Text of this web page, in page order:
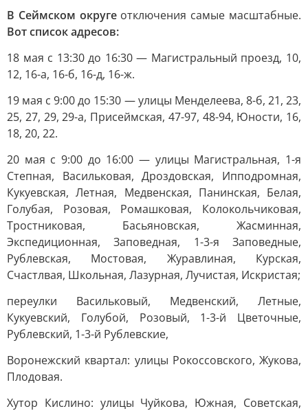
В Сеймском округеотключения самые масштабные.
Вот список адресов:
18 мая с 13:30 до 16:30 — Магистральный проезд, 10,
12, 16-а, 16-б, 16-д, 16-ж.
19 мая с 9:00 до 15:30 — улицы Менделеева, 8-б, 21, 23,
25, 27, 29, 29-а, Присеймская, 47-97, 48-94, Юности, 16,
18, 20, 22.
20 мая с 9:00 до 16:00 — улицы Магистральная, 1-я
Степная, Васильковая, Дроздовская, Ипподромная,
Кукуевская, Летная, Медвенская, Панинская, Белая,
Голубая, Розовая, Ромашковая, Колокольчиковая,
Тростниковая, Басьяновская, Жасминная,
Экспедиционная, Заповедная, 1-3-я Заповедные,
Рублевская, Мостовая, Журавлиная, Курская,
Счастлвая, Школьная, Лазурная, Лучистая, Искристая;
переулки Васильковый, Медвенский, Летные,
Кукуевский, Голубой, Розовый, 1-3-й Цветочные,
Рублевский, 1-3-й Рублевские,
Воронежский квартал: улицы Рокоссовского, Жукова,
Плодовая.
Хутор Кислино: улицы Чуйкова, Южная, Советская,